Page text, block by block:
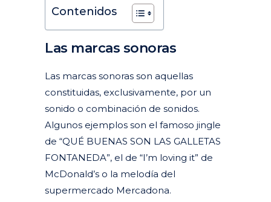
Contenidos
Las marcas sonoras
Las marcas sonoras son aquellas
constituidas, exclusivamente, por un
sonido o combinación de sonidos.
Algunos ejemplos son el famoso jingle
de “QUÉ BUENAS SON LAS GALLETAS
FONTANEDA”, el de “I’m loving it” de
McDonald’s o la melodía del
supermercado Mercadona.